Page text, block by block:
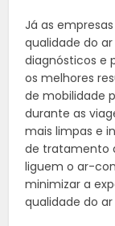
Já as
qualidade do
diagnósticos e
os melhores
de mobilidade
durante as
mais limpas e
de tratamento
liguem o ar-
minimizar a
qualidade do ar